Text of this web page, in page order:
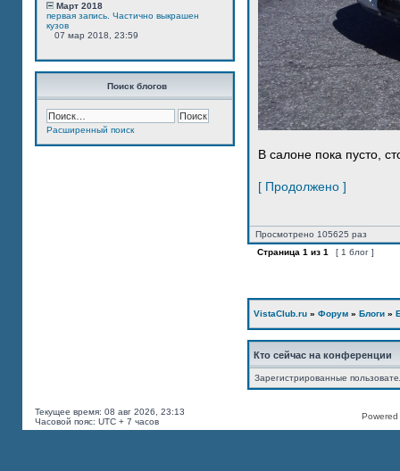
Март 2018
первая запись. Частично выкрашен
кузов
07 мар 2018, 23:59
Поиск блогов
Расширенный поиск
В салоне пока пусто,
[ Продолжено ]
Просмотрено 105625 раз
Страница 1 из 1 [ 1 блог ]
VistaClub.ru » Форум » Блоги »
Кто сейчас на конференции
Зарегистрированные
Текущее время: 08 авг 2026, 23:13
Часовой пояс: UTC + 7 часов